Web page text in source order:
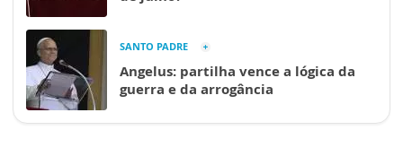
SANTO PADRE
Angelus: partilha vence a lógica da
guerra e da arrogância